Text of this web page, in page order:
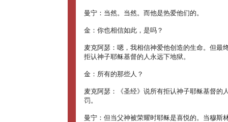
曼宁：当然。当然。而他是热爱他们的。
金：你也相信如此，是吗？
麦克阿瑟：嗯，我相信神爱他创造的生命。但最
拒认神子耶稣基督的人永远下地狱。
金：所有的那些人？
麦克阿瑟：《圣经》说所有拒认神子耶稣基督的
罚。
曼宁：但当父神被荣耀时耶稣是喜悦的。当穆斯